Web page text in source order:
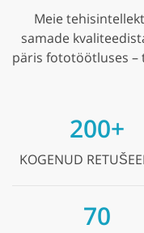
Meie
samade
päris fototöötluses –
200+
KOGENUD
70